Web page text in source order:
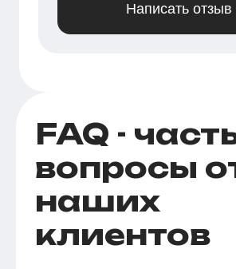
Написать отзыв
FAQ -
вопросы
наших
клиентов